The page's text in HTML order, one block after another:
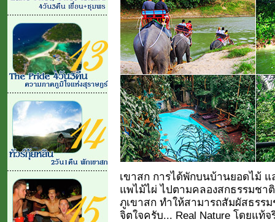
เขาสก การได้พักบนบ้านยอดไม้ แ
แพไม้ไผ่ ไปตามคลองสกธรรมชา
ภูเขาสก ทำให้สามารถสัมผัสธรร
จิตใจครับ... Real Nature โดยแท้จ